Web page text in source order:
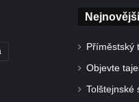
Příměstský
Objevte
Tolštejnské